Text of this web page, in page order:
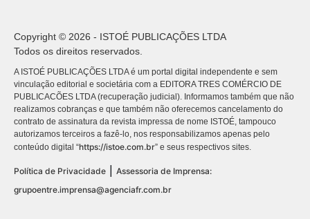
Copyright © 2026 - ISTOÉ PUBLICAÇÕES LTDA
Todos os direitos reservados.
A ISTOÉ PUBLICAÇÕES LTDA é um portal digital independente e sem
vinculação editorial e societária com a EDITORA TRES COMÉRCIO DE
PUBLICACÕES LTDA (recuperação judicial). Informamos também que não
realizamos cobranças e que também não oferecemos cancelamento do
contrato de assinatura da revista impressa de nome ISTOÉ, tampouco
autorizamos terceiros a fazê-lo, nos responsabilizamos apenas pelo
conteúdo digital “https://istoe.com.br” e seus respectivos sites.
Política de Privacidade
Assessoria de Imprensa:
grupoentre.imprensa@agenciafr.com.br